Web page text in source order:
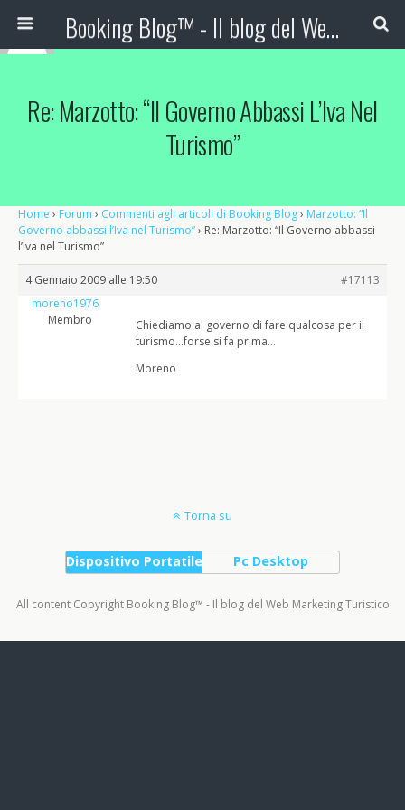
Booking Blog™ - Il blog del Web Marketing Turistico
Re: Marzotto: “Il Governo Abbassi L’Iva Nel
Turismo”
Home › Forum › Commenti agli articoli di Booking Blog› Marzotto: “Il
Governo abbassi l’Iva nel Turismo”› Re: Marzotto: “Il Governo abbassi
l’Iva nel Turismo”
4 Gennaio 2009 alle 19:50
#17113
moreno1976
Membro
Chiediamo al governo di fare qualcosa per il
turismo…forse si fa prima…
Moreno
Torna su
Dispositivo Portatile Pc Desktop
All content Copyright Booking Blog™ - Il blog del Web Marketing Turistico